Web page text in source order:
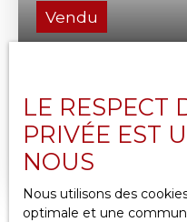
Vendu
BALCON, PARKING
3pièces 60.72
EXCLUSIVITÉ CLIC
dans un écrin de
étage avec ascenseur
LE RESPECT
PRIVÉE EST
NOUS
Nous utilisons des
optimale et une